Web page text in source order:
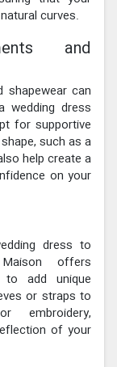
curves.
and
shapewear can
wedding dress
for supportive
such as a
help create a
on your
dress to
offers
to add unique
or straps to
embroidery,
of your